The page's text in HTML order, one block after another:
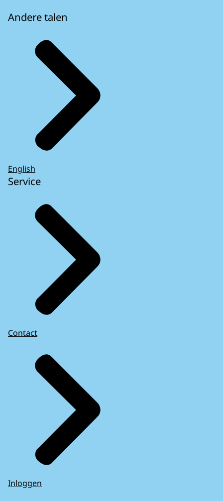
Andere talen
English
Service
Contact
Inloggen